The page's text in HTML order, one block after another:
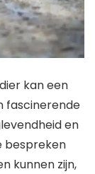
kan een
fascinerende
en
bespreken
kunnen zijn,